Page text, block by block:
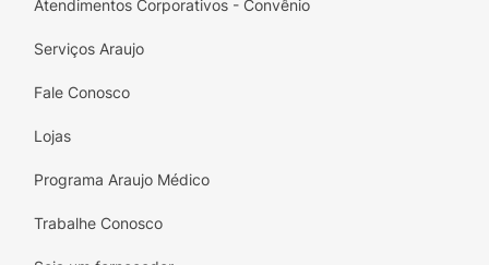
Atendimentos Corporativos - Convênio
Serviços Araujo
Fale Conosco
Lojas
Programa Araujo Médico
Trabalhe Conosco